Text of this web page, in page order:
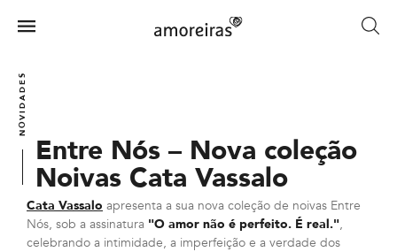
mainMenu
NOVIDADES
Entre Nós – Nova coleção
Noivas Cata Vassalo
Cata Vassalo apresenta a sua nova coleção de noivas Entre
Nós, sob a assinatura "O amor não é perfeito. É real.",
celebrando a intimidade, a imperfeição e a verdade dos